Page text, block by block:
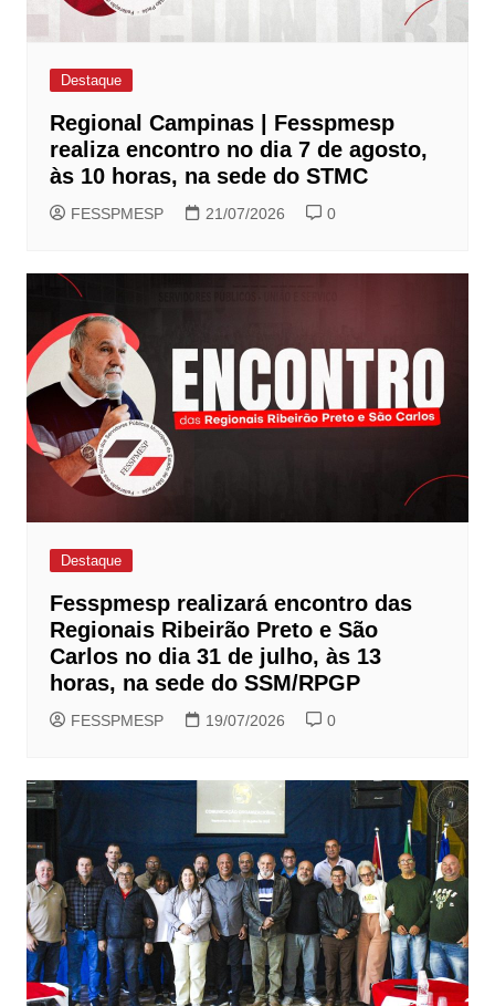
Destaque
Regional Campinas | Fesspmesp
realiza encontro no dia 7 de agosto,
às 10 horas, na sede do STMC
FESSPMESP 21/07/2026 0
Destaque
Fesspmesp realizará encontro das
Regionais Ribeirão Preto e São
Carlos no dia 31 de julho, às 13
horas, na sede do SSM/RPGP
FESSPMESP 19/07/2026 0